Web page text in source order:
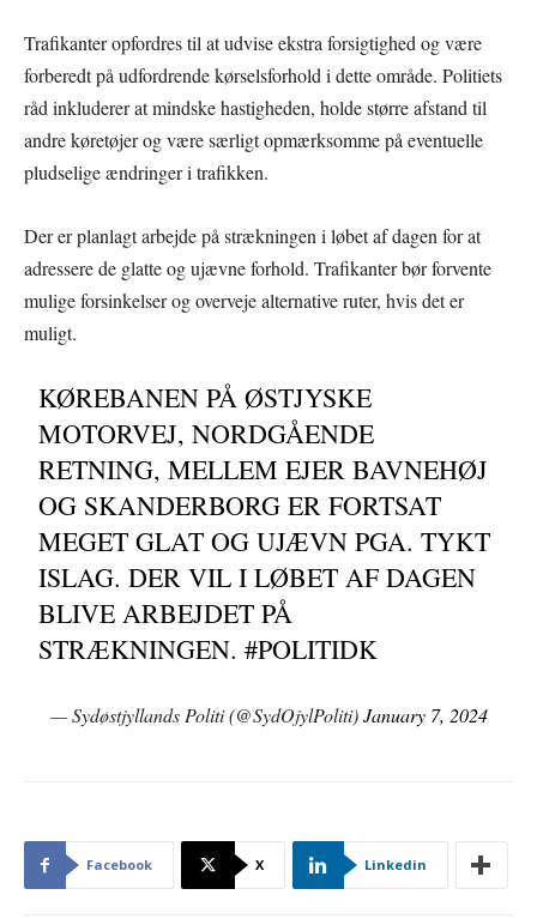
Trafikanter opfordres til at udvise ekstra forsigtighed og være
forberedt på udfordrende kørselsforhold i dette område. Politiets
råd inkluderer at mindske hastigheden, holde større afstand til
andre køretøjer og være særligt opmærksomme på eventuelle
pludselige ændringer i trafikken.
Der er planlagt arbejde på strækningen i løbet af dagen for at
adressere de glatte og ujævne forhold. Trafikanter bør forvente
mulige forsinkelser og overveje alternative ruter, hvis det er
muligt.
KØREBANEN PÅ ØSTJYSKE
MOTORVEJ, NORDGÅENDE
RETNING, MELLEM EJER BAVNEHØJ
OG SKANDERBORG ER FORTSAT
MEGET GLAT OG UJÆVN PGA. TYKT
ISLAG. DER VIL I LØBET AF DAGEN
BLIVE ARBEJDET PÅ
STRÆKNINGEN.#POLITIDK
— Sydøstjyllands Politi (@SydOjylPoliti)January 7, 2024
Facebook X Linkedin